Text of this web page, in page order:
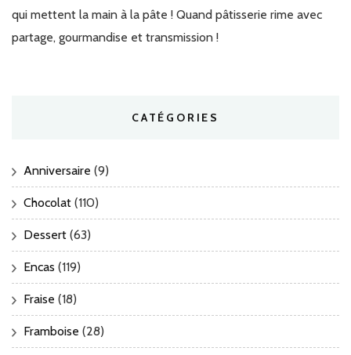
qui mettent la main à la pâte ! Quand pâtisserie rime avec
partage, gourmandise et transmission !
CATÉGORIES
Anniversaire (9)
Chocolat (110)
Dessert (63)
Encas (119)
Fraise (18)
Framboise (28)